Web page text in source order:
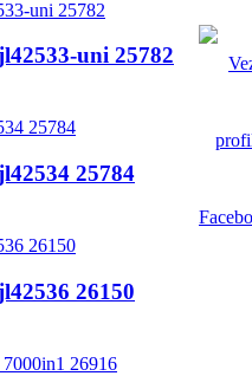
uni 25782
25784
26150